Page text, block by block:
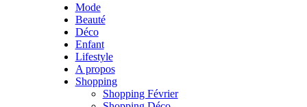
Mode
Beauté
Déco
Enfant
Lifestyle
A propos
Shopping
Shopping Février